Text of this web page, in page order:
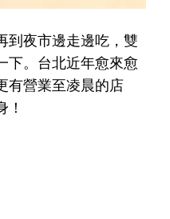
到夜市邊走邊吃，雙
下。台北近年愈來愈
有營業至凌晨的店
！